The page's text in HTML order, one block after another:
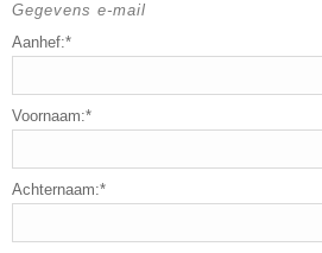
Gegevens e-mail
Aanhef:*
Voornaam:*
Achternaam:*